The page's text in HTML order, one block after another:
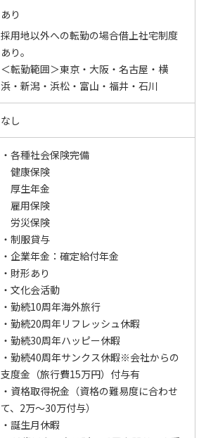
あり
採用地以外への転勤の場合借上社宅制度
あり。
＜転勤範囲＞東京・大阪・名古屋・横
浜・新潟・浜松・富山・福井・石川
なし
・各種社会保険完備
健康保険
厚生年金
雇用保険
労災保険
・制服貸与
・企業年金：確定給付年金
・財形あり
・文化会活動
・勤続10周年海外旅行
・勤続20周年リフレッシュ休暇
・勤続30周年ハッピー休暇
・勤続40周年サンクス休暇※会社からの
支度金（旅行費15万円）付与有
・資格取得祝金（資格の難易度に合わせ
て、2万～30万付与）
・誕生月休暇